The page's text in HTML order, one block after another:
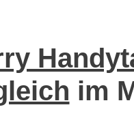
im